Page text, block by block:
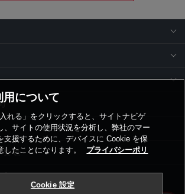
覧
について
れる」をクリックすると、サイトナビゲ
、サイトの使用状況を分析し、弊社のマー
支援するために、デバイスに Cookie を保
したことになります。
プライバシーポリ
Cookie 設定